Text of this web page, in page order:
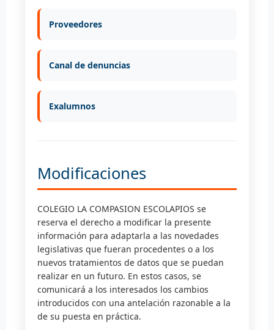
Proveedores
Canal de denuncias
Exalumnos
Modificaciones
COLEGIO LA COMPASION ESCOLAPIOS se
reserva el derecho a modificar la presente
información para adaptarla a las novedades
legislativas que fueran procedentes o a los
nuevos tratamientos de datos que se puedan
realizar en un futuro. En estos casos, se
comunicará a los interesados los cambios
introducidos con una antelación razonable a la
de su puesta en práctica.